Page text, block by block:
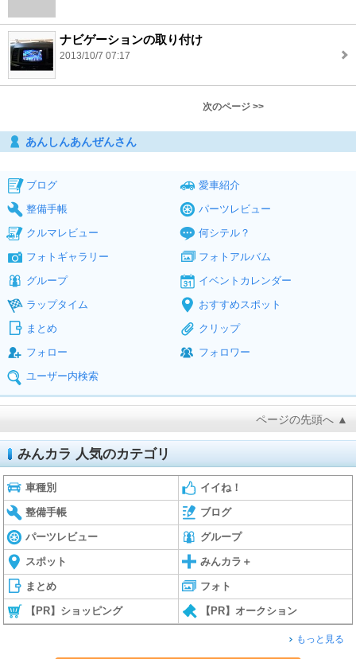
ナビゲーションの取り付け
2013/10/7 07:17
次のページ >>
あんしんあんぜんさん
ブログ
愛車紹介
整備手帳
パーツレビュー
クルマレビュー
何シテル？
フォトギャラリー
フォトアルバム
グループ
イベントカレンダー
ラップタイム
おすすめスポット
まとめ
クリップ
フォロー
フォロワー
ユーザー内検索
ページの先頭へ ▲
みんカラ 人気のカテゴリ
車種別 イイね！
整備手帳 ブログ
パーツレビュー グループ
スポット みんカラ＋
まとめ フォト
【PR】ショッピング 【PR】オークション
もっと見る